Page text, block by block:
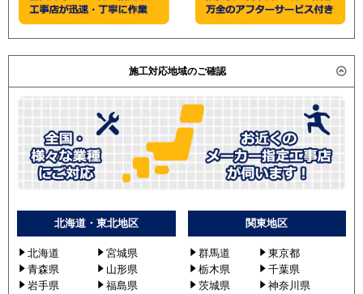
施工対応地域のご確認
北海道・東北地区
北海道
宮城県
青森県
山形県
岩手県
福島県
関東地区
群馬道
東京都
栃木県
千葉県
茨城県
神奈川県